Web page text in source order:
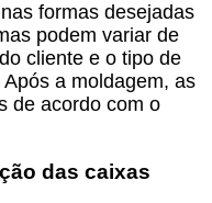
formas desejadas
podem variar de
cliente e o tipo de
a moldagem, as
de acordo com o
das caixas